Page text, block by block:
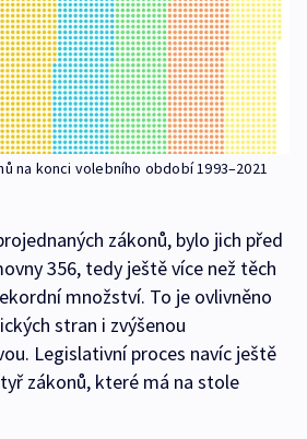
na konci volebního období 1993–2021
zákonů, bylo jich před
356, tedy ještě více než těch
množství. To je ovlivněno
stran i zvýšenou
Legislativní proces navíc ještě
zákonů, které má na stole